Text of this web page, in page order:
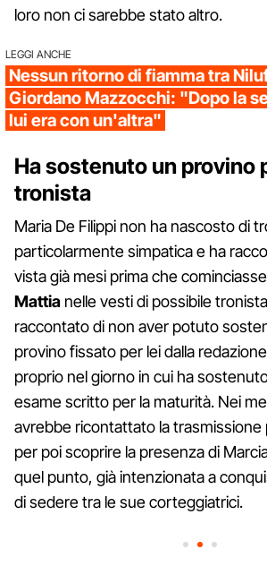
loro non ci sarebbe stato altro.
LEGGI ANCHE
Nessun ritorno di fiamma tra
Giordano Mazzocchi: "Dopo la
lui era con un'altra"
Ha sostenuto un provino
tronista
Maria De Filippi non ha nascosto di
particolarmente simpatica e ha
vista già mesi prima che cominciasse
Mattia nelle vesti di possibile
raccontato di non aver potuto
provino fissato per lei dalla
proprio nel giorno in cui ha
esame scritto per la maturità. Nei
avrebbe ricontattato la trasmissione
per poi scoprire la presenza di
quel punto, già intenzionata a
di sedere tra le sue corteggiatrici.